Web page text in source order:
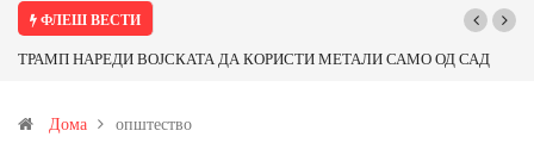
ФЛЕШ ВЕСТИ
ТРАМП НАРЕДИ ВОЈСКАТА ДА КОРИСТИ МЕТАЛИ САМО ОД САД
Иловица и со антимонот?
Дома општество